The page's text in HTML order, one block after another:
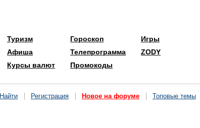
Туризм
Афиша
Курсы валют
Гороскоп
Телепрограмма
Промокоды
Игры
ZODY
Найти Регистрация Новое на форуме Топовые темы